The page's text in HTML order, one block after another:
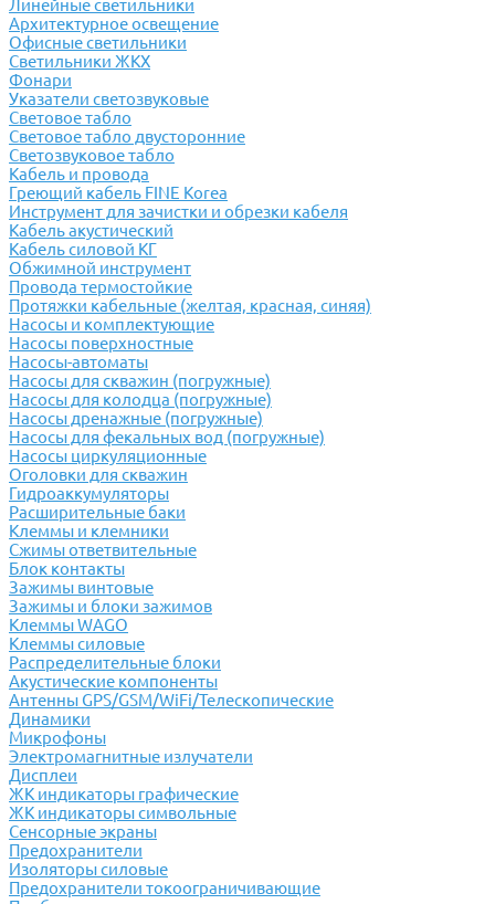
Линейные светильники
Архитектурное освещение
Офисные светильники
Светильники ЖКХ
Фонари
Указатели светозвуковые
Световое табло
Световое табло двусторонние
Светозвуковое табло
Кабель и провода
Греющий кабель FINE Korea
Инструмент для зачистки и обрезки кабеля
Кабель акустический
Кабель силовой КГ
Обжимной инструмент
Провода термостойкие
Протяжки кабельные (желтая, красная, синяя)
Насосы и комплектующие
Насосы поверхностные
Насосы-автоматы
Насосы для скважин (погружные)
Насосы для колодца (погружные)
Насосы дренажные (погружные)
Насосы для фекальных вод (погружные)
Насосы циркуляционные
Оголовки для скважин
Гидроаккумуляторы
Расширительные баки
Клеммы и клемники
Cжимы ответвительные
Блок контакты
Зажимы винтовые
Зажимы и блоки зажимов
Клеммы WAGO
Клеммы силовые
Распределительные блоки
Акустические компоненты
Антенны GPS/GSM/WiFi/Телескопические
Динамики
Микрофоны
Электромагнитные излучатели
Дисплеи
ЖК индикаторы графические
ЖК индикаторы символьные
Сенсорные экраны
Предохранители
Изоляторы силовые
Предохранители токоограничивающие